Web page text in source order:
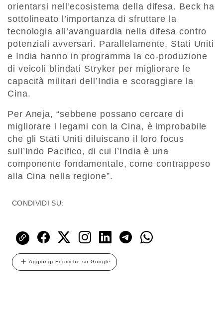
orientarsi nell’ecosistema della difesa. Beck ha
sottolineato l’importanza di sfruttare la
tecnologia all’avanguardia nella difesa contro
potenziali avversari. Parallelamente, Stati Uniti
e India hanno in programma la co-produzione
di veicoli blindati Stryker per migliorare le
capacità militari dell’India e scoraggiare la
Cina.
Per Aneja, “sebbene possano cercare di
migliorare i legami con la Cina, è improbabile
che gli Stati Uniti diluiscano il loro focus
sull’Indo Pacifico, di cui l’India è una
componente fondamentale, come contrappeso
alla Cina nella regione”.
CONDIVIDI SU:
Aggiungi Formiche su Google